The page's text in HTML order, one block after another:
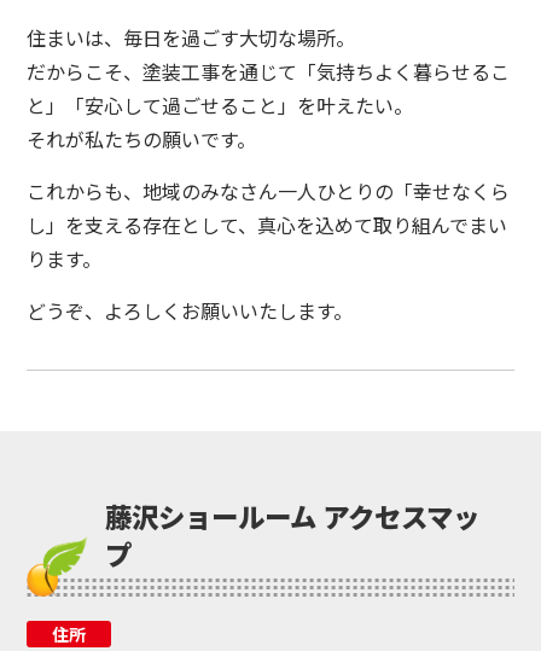
住まいは、毎日を過ごす大切な場所。
だからこそ、塗装工事を通じて「気持ちよく暮らせるこ
と」「安心して過ごせること」を叶えたい。
それが私たちの願いです。
これからも、地域のみなさん一人ひとりの「幸せなくら
し」を支える存在として、真心を込めて取り組んでまい
ります。
どうぞ、よろしくお願いいたします。
藤沢ショールーム アクセスマッ
プ
住所